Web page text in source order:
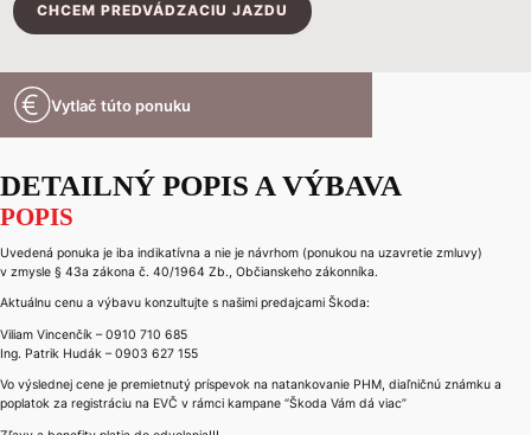
CHCEM PREDVÁDZACIU JAZDU
Vytlač túto ponuku
DETAILNÝ POPIS A VÝBAVA
POPIS
Uvedená ponuka je iba indikatívna a nie je návrhom (ponukou na uzavretie zmluvy)
v zmysle § 43a zákona č. 40/1964 Zb., Občianskeho zákonníka.
Aktuálnu cenu a výbavu konzultujte s našimi predajcami Škoda:
Viliam Vincenčík – 0910 710 685
Ing. Patrik Hudák – 0903 627 155
Vo výslednej cene je premietnutý príspevok na natankovanie PHM, diaľničnú známku a
poplatok za registráciu na EVČ v rámci kampane “Škoda Vám dá viac”